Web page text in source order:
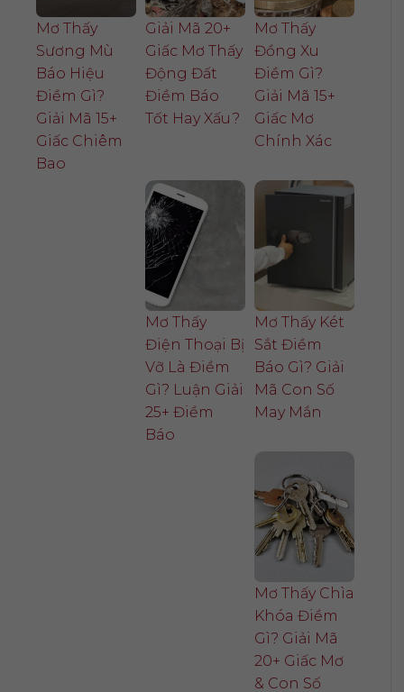
Mơ Thấy
Sương Mù
Báo Hiệu
Điềm Gì?
Giải Mã 15+
Giấc Chiêm
Bao
Giải Mã 20+
Giấc Mơ Thấy
Động Đất
Điềm Báo
Tốt Hay Xấu?
Mơ Thấy
Đồng Xu
Điềm Gì?
Giải Mã 15+
Giấc Mơ
Chính Xác
Mơ Thấy
Điện Thoại Bị
Vỡ Là Điềm
Gì? Luận Giải
25+ Điềm
Báo
Mơ Thấy Két
Sắt Điềm
Báo Gì? Giải
Mã Con Số
May Mắn
Mơ Thấy Chìa
Khóa Điềm
Gì? Giải Mã
20+ Giấc Mơ
& Con Số